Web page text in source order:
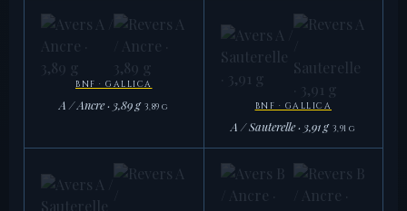
BRITISH MUSEUM
RRC 336/1a · 3,93 g
BRITISH MUSEUM
A / Ancre · 3,84 g
3,84 g
BNF · GALLICA
A / Ancre · 3,89 g 3,89 g
BNF · GALLICA
A / Ancre · 3,89 g
3,89 g
BNF · GALLICA
A / Sauterelle · 3,91 g 3,91 g
BNF · GALLICA
A / Sauterelle · 3,91 g